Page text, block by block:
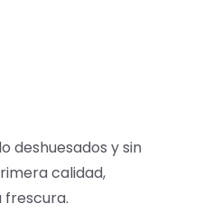
deshuesados y sin
calidad,
frescura.